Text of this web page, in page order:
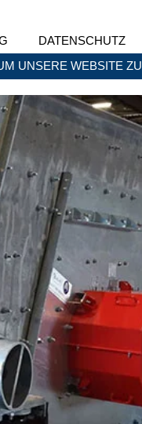
DATENSCHUTZ
UNSERE WEBSITE